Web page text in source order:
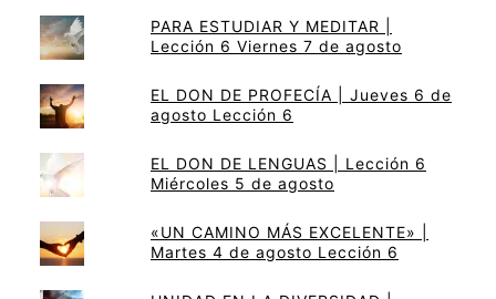
PARA ESTUDIAR Y MEDITAR |
Lección 6 Viernes 7 de agosto
EL DON DE PROFECÍA | Jueves 6 de
agosto Lección 6
EL DON DE LENGUAS | Lección 6
Miércoles 5 de agosto
«UN CAMINO MÁS EXCELENTE» |
Martes 4 de agosto Lección 6